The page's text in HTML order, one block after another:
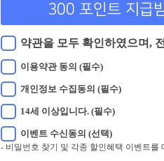
2화 우주떡집
떡에서 요리까지! 토롱이의 계략으
로 우주떡집 알바생이 된 지락이들.
300 포인트 지급
약관을 모두 확인하였으며,
이용약관 동의 (필수)
개인정보 수집동의 (필수)
14세 이상입니다. (필수)
이벤트 수신동의 (선택)
- 비밀번호 찾기 및 각종 할인혜택 이벤트를